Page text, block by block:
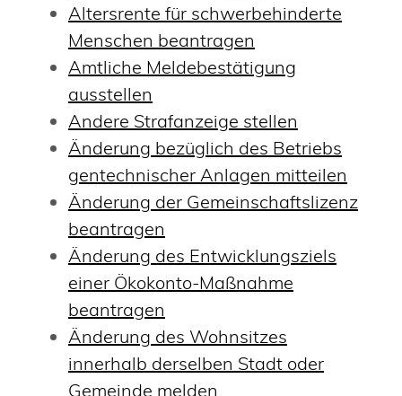
Altersrente für schwerbehinderte
Menschen beantragen
Amtliche Meldebestätigung
ausstellen
Andere Strafanzeige stellen
Änderung bezüglich des Betriebs
gentechnischer Anlagen mitteilen
Änderung der Gemeinschaftslizenz
beantragen
Änderung des Entwicklungsziels
einer Ökokonto-Maßnahme
beantragen
Änderung des Wohnsitzes
innerhalb derselben Stadt oder
Gemeinde melden